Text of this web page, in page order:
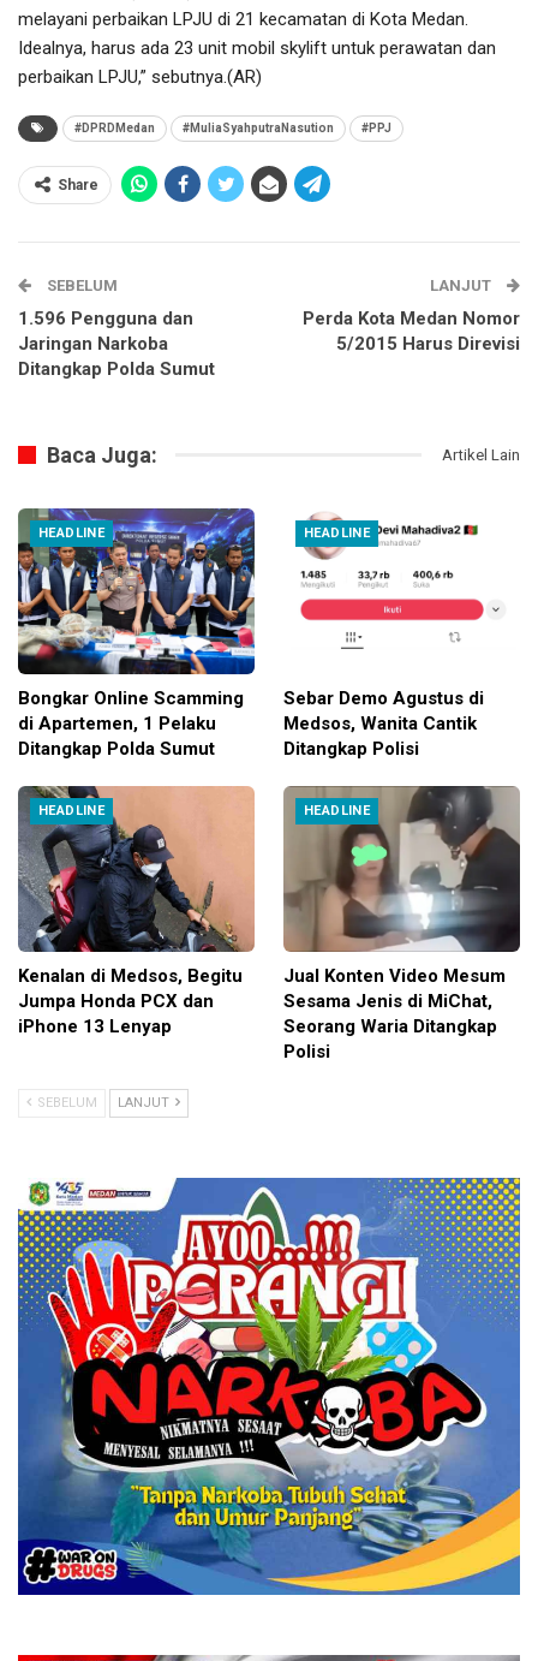
melayani perbaikan LPJU di 21 kecamatan di Kota Medan.
Idealnya, harus ada 23 unit mobil skylift untuk perawatan dan
perbaikan LPJU,” sebutnya.(AR)
#DPRDMedan #MuliaSyahputraNasution #PPJ
Share
SEBELUM
1.596 Pengguna dan
Jaringan Narkoba
Ditangkap Polda Sumut
LANJUT
Perda Kota Medan Nomor
5/2015 Harus Direvisi
Baca Juga: Artikel Lain
HEADLINE
Bongkar Online Scamming
di Apartemen, 1 Pelaku
Ditangkap Polda Sumut
HEADLINE
Sebar Demo Agustus di
Medsos, Wanita Cantik
Ditangkap Polisi
HEADLINE
Kenalan di Medsos, Begitu
Jumpa Honda PCX dan
iPhone 13 Lenyap
HEADLINE
Jual Konten Video Mesum
Sesama Jenis di MiChat,
Seorang Waria Ditangkap
Polisi
SEBELUM LANJUT